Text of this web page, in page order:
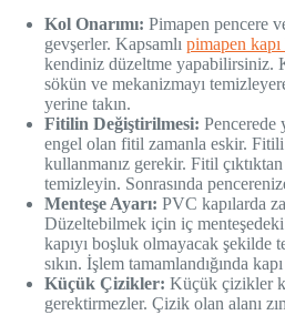
Kol Onarımı: Pimapen pencere
gevşerler. Kapsamlı pimapen
kendiniz düzeltme yapabilirsiniz.
sökün ve mekanizmayı
yerine takın.
Fitilin Değiştirilmesi: Pencerede
engel olan fitil zamanla eskir.
kullanmanız gerekir. Fitil
temizleyin. Sonrasında
Menteşe Ayarı: PVC kapılarda
Düzeltebilmek için iç
kapıyı boşluk olmayacak şekilde
sıkın. İşlem tamamlandığında
Küçük Çizikler: Küçük çizikler
gerektirmezler. Çizik olan alanı